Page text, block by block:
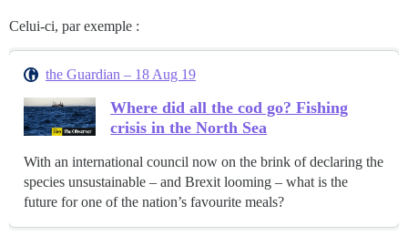
Celui-ci, par exemple :
the Guardian – 18 Aug 19
Where did all the cod go? Fishing
crisis in the North Sea
With an international council now on the brink of declaring the
species unsustainable – and Brexit looming – what is the
future for one of the nation’s favourite meals?